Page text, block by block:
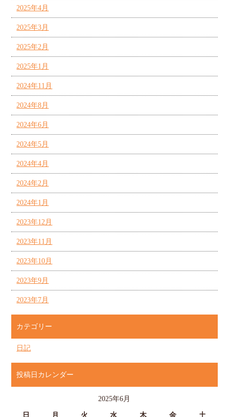
2025年4月
2025年3月
2025年2月
2025年1月
2024年11月
2024年8月
2024年6月
2024年5月
2024年4月
2024年2月
2024年1月
2023年12月
2023年11月
2023年10月
2023年9月
2023年7月
カテゴリー
日記
投稿日カレンダー
2025年6月
日 月 火 水 木 金 土